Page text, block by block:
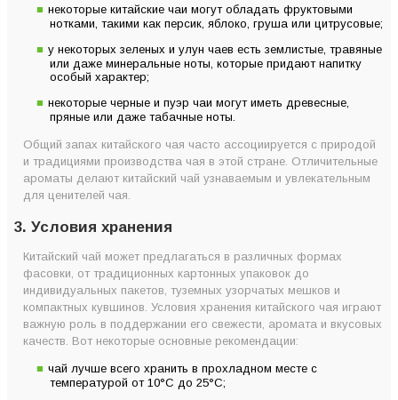
некоторые китайские чаи могут обладать фруктовыми
нотками, такими как персик, яблоко, груша или цитрусовые;
у некоторых зеленых и улун чаев есть землистые, травяные
или даже минеральные ноты, которые придают напитку
особый характер;
некоторые черные и пуэр чаи могут иметь древесные,
пряные или даже табачные ноты.
Общий запах китайского чая часто ассоциируется с природой
и традициями производства чая в этой стране. Отличительные
ароматы делают китайский чай узнаваемым и увлекательным
для ценителей чая.
3. Условия хранения
Китайский чай может предлагаться в различных формах
фасовки, от традиционных картонных упаковок до
индивидуальных пакетов, туземных узорчатых мешков и
компактных кувшинов. Условия хранения китайского чая играют
важную роль в поддержании его свежести, аромата и вкусовых
качеств. Вот некоторые основные рекомендации:
чай лучше всего хранить в прохладном месте с
температурой от 10°C до 25°C;